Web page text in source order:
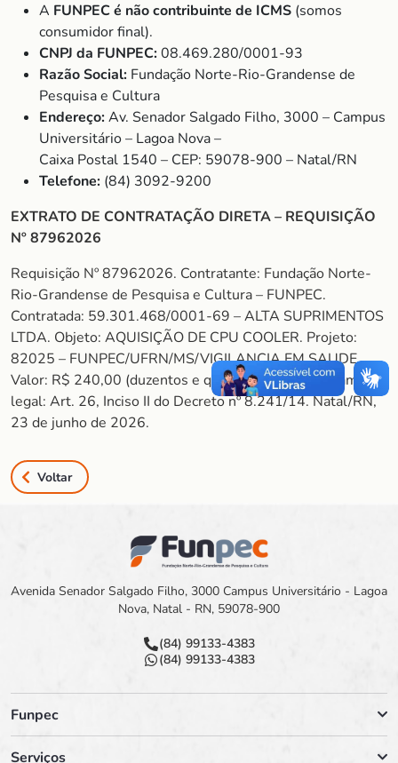
A FUNPEC é não contribuinte de ICMS (somos
consumidor final).
CNPJ da FUNPEC:08.469.280/0001-93
Razão Social: Fundação Norte-Rio-Grandense de
Pesquisa e Cultura
Endereço:Av. Senador Salgado Filho, 3000 – Campus
Universitário – Lagoa Nova –
Caixa Postal 1540 – CEP: 59078-900 – Natal/RN
Telefone: (84) 3092-9200
EXTRATO DE CONTRATAÇÃO DIRETA – REQUISIÇÃO
Nº 87962026
Requisição Nº 87962026. Contratante: Fundação Norte-
Rio-Grandense de Pesquisa e Cultura – FUNPEC.
Contratada: 59.301.468/0001-69 – ALTA SUPRIMENTOS
LTDA. Objeto: AQUISIÇÃO DE CPU COOLER. Projeto:
82025 – FUNPEC/UFRN/MS/VIGILANCIA EM SAUDE.
Valor: R$ 240,00 (duzentos e quarenta reais). Fundamento
legal: Art. 26, Inciso II do Decreto nº 8.241/14. Natal/RN,
23 de junho de 2026.
Voltar
Avenida Senador Salgado Filho, 3000 Campus Universitário - Lagoa
Nova, Natal - RN, 59078-900
(84) 99133-4383
(84) 99133-4383
Funpec
Serviços